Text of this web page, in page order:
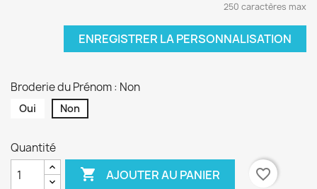
250 caractères max
ENREGISTRER LA PERSONNALISATION
Broderie du Prénom : Non
Oui Non
Quantité
 AJOUTER AU PANIER
favorite_border